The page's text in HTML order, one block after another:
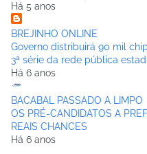
Há 5 anos
BREJINHO ONLINE
Governo distribuirá 90 mil
3ª série da rede pública
Há 6 anos
BACABAL PASSADO A LIMPO
OS PRÉ-CANDIDATOS A
REAIS CHANCES
Há 6 anos